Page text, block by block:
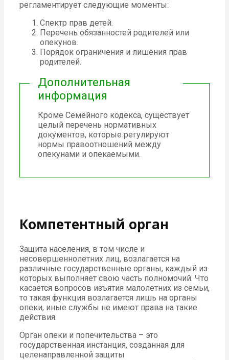
регламентирует следующие моменты:
Спектр прав детей.
Перечень обязанностей родителей или
опекунов.
Порядок ограничения и лишения прав
родителей.
Дополнительная
информация
Кроме Семейного кодекса, существует
целый перечень нормативных
документов, которые регулируют
нормы правоотношений между
опекунами и опекаемыми.
Компетентный орган
Защита населения, в том числе и
несовершеннолетних лиц, возлагается на
различные государственные органы, каждый из
которых выполняет свою часть полномочий. Что
касается вопросов изъятия малолетних из семьи,
то такая функция возлагается лишь на органы
опеки, иные службы не имеют права на такие
действия.
Орган опеки и попечительства – это
государственная инстанция, созданная для
целенаправленной защиты